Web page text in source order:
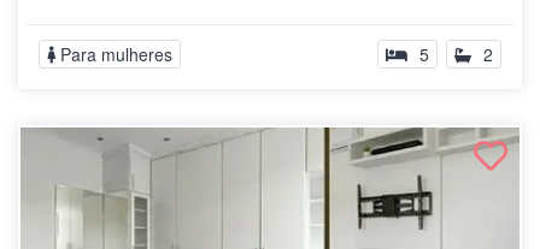
Para mulheres 5 2